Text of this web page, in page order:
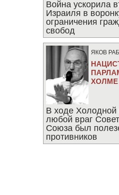
Война ускорила
Израиля в
ограничения
свобод
ЯКОВ
ХОЛМЕ
В ходе Холодной
любой враг
Союза был
противников